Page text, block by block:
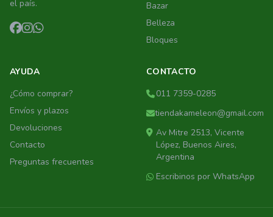
el país.
Bazar
Belleza
Bloques
AYUDA
¿Cómo comprar?
Envíos y plazos
Devoluciones
Contacto
Preguntas frecuentes
CONTACTO
011 7359-0285
tiendakameleon@gmail.com
Av Mitre 2513, Vicente
López, Buenos Aires,
Argentina
Escribinos por WhatsApp